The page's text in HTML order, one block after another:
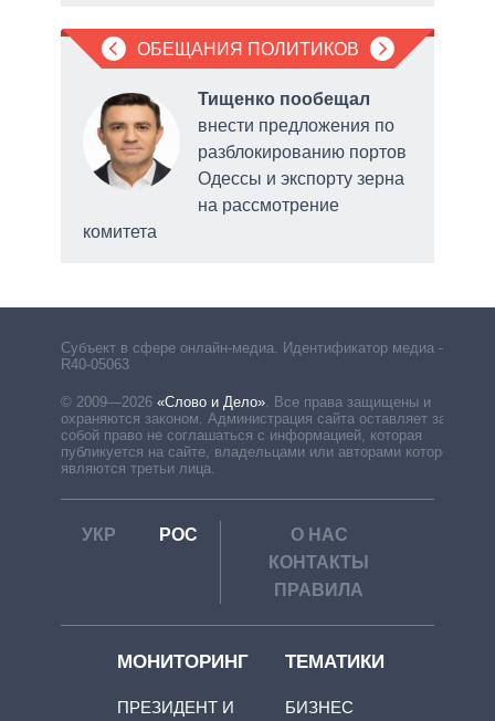
ОБЕЩАНИЯ ПОЛИТИКОВ
Тищенко пообещал
внести предложения по
разблокированию портов
Одессы и экспорту зерна
на рассмотрение
комитета
Субъект в сфере онлайн-медиа. Идентификатор медиа –
R40-05063
© 2009—2026 «Слово и Дело». Все права защищены и
охраняются законом. Администрация сайта оставляет за
собой право не соглашаться с информацией, которая
публикуется на сайте, владельцами или авторами которой
являются третьи лица.
УКР РОС
О НАС
КОНТАКТЫ
ПРАВИЛА
МОНИТОРИНГ
ПРЕЗИДЕНТ И
ТЕМАТИКИ
БИЗНЕС